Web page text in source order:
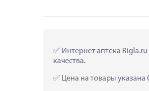
Интернет аптека
качества.
Цена на товары указана